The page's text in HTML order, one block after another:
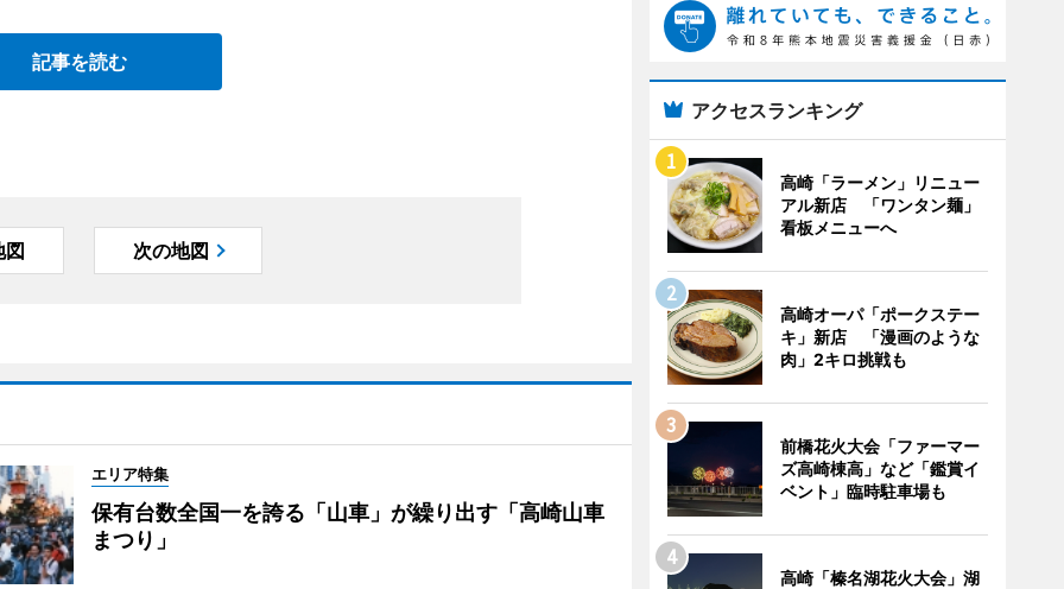
記事を読む
図 次の地図
エリア特集
保有台数全国一を誇る「山車」が繰り出す「高崎山車
まつり」
アクセスランキング
高崎「ラーメン」リニュー
アル新店 「ワンタン麺」
看板メニューへ
高崎オーパ「ポークステー
キ」新店 「漫画のような
肉」2キロ挑戦も
前橋花火大会「ファーマー
ズ高崎棟高」など「鑑賞イ
ベント」臨時駐車場も
高崎「榛名湖花火大会」湖